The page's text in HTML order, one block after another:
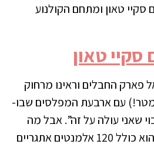
טאון ומתחם הקולנוע
טאון
פארק החבלים וראינו מרחוק
המתחם הענק (24 מטר!) עם ארבעת המפלסים שבו-
שאני עולה על זה”. אבל מה
שטוב בסקיי טאון זה שהוא כולל 120 אלמנטים אתגריים